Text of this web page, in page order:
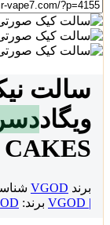
سالت
ویگاد
CAKES
برند VGOD
| VGOD
برند: